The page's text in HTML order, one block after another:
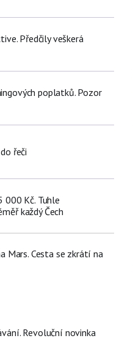
Předčily veškerá
poplatků. Pozor
řeči
000 Kč. Tuhle
každý Čech
Mars. Cesta se zkrátí na
Revoluční novinka